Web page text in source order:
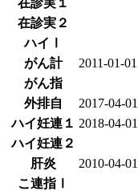
在診実２
ハイⅠ
がん計
2011-01-01
がん指
外排自
2017-04-01
ハイ妊連１ 2018-04-01
ハイ妊連２
肝炎
2010-04-01
こ連指Ⅰ